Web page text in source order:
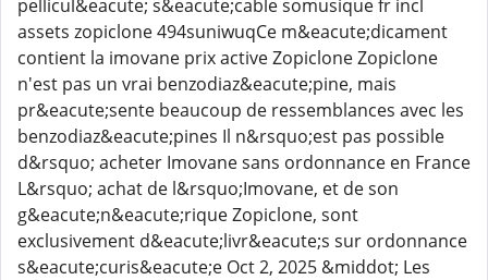
pellicul&eacute; s&eacute;cable somusique fr incl
assets zopiclone 494suniwuqCe m&eacute;dicament
contient la imovane prix active Zopiclone Zopiclone
n'est pas un vrai benzodiaz&eacute;pine, mais
pr&eacute;sente beaucoup de ressemblances avec les
benzodiaz&eacute;pines Il n&rsquo;est pas possible
d&rsquo; acheter Imovane sans ordonnance en France
L&rsquo; achat de l&rsquo;Imovane, et de son
g&eacute;n&eacute;rique Zopiclone, sont
exclusivement d&eacute;livr&eacute;s sur ordonnance
s&eacute;curis&eacute;e Oct 2, 2025 &middot; Les